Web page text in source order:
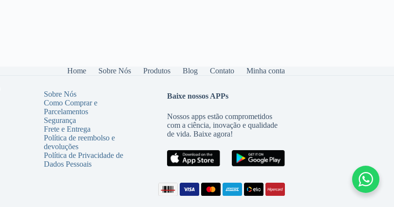
Home Sobre Nós Produtos Blog Contato Minha conta
Sobre Nós
Como Comprar e
Parcelamentos
Segurança
Frete e Entrega
Política de reembolso e
devoluções
Política de Privacidade de
Dados Pessoais
Baixe nossos APPs
Nossos apps estão comprometidos
com a ciência, inovação e qualidade
de vida. Baixe agora!